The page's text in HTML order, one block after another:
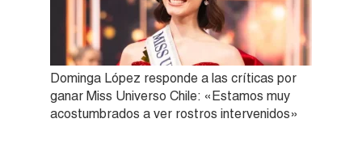
Dominga López responde a las críticas por
ganar Miss Universo Chile: «Estamos muy
acostumbrados a ver rostros intervenidos»